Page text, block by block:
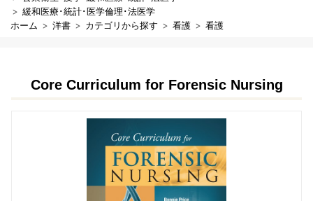
緩和医療･統計･医学倫理･法医学
ホーム
洋書 カテゴリから探す 看護 看護
Core Curriculum for Forensic Nursing